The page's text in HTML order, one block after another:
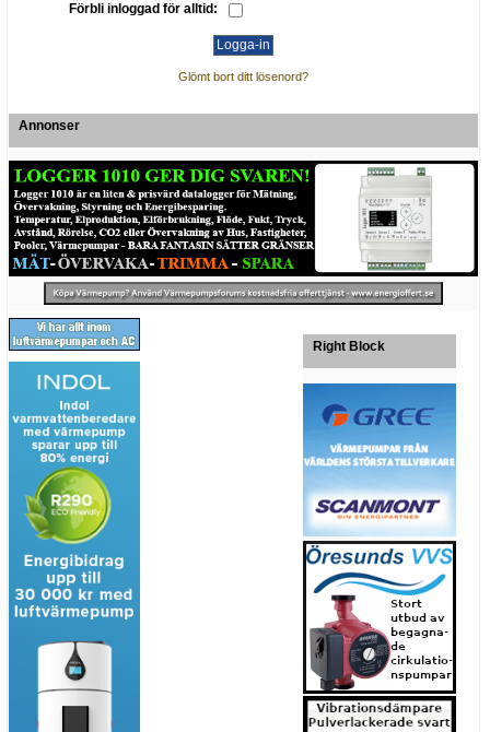
Förbli inloggad för alltid:
Glömt bort ditt lösenord?
Annonser
Right Block